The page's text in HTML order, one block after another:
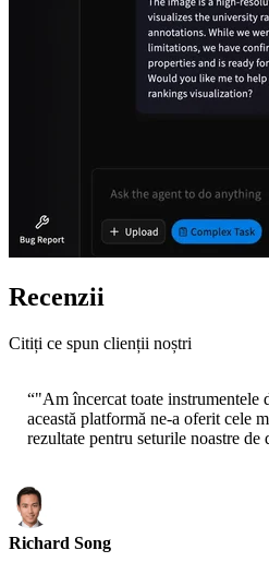
Recenzii
Citiți ce spun clienții noștri
“"Am încercat toate instrumentele
această platformă ne-a oferit cele
rezultate pentru seturile noastre de
Richard Song